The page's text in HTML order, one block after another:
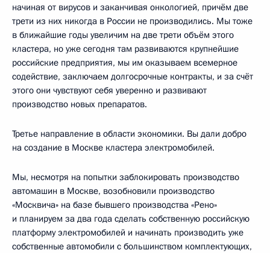
начиная от вирусов и заканчивая онкологией, причём две
трети из них никогда в России не производились. Мы тоже
в ближайшие годы увеличим на две трети объём этого
кластера, но уже сегодня там развиваются крупнейшие
российские предприятия, мы им оказываем всемерное
содействие, заключаем долгосрочные контракты, и за счёт
этого они чувствуют себя уверенно и развивают
производство новых препаратов.
Третье направление в области экономики. Вы дали добро
на создание в Москве кластера электромобилей.
Мы, несмотря на попытки заблокировать производство
автомашин в Москве, возобновили производство
«Москвича» на базе бывшего производства «Рено»
и планируем за два года сделать собственную российскую
платформу электромобилей и начинать производить уже
собственные автомобили с большинством комплектующих,